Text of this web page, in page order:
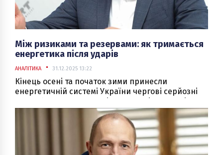
Між ризиками та резервами: як тримається
енергетика після ударів
АНАЛІТИКА 31.12.2025 13:22
Кінець осені та початок зими принесли
енергетичній системі України чергові серйозні
ворог знову здійснив масовані ракетні та
дронові атаки на об’єкти генерації, передачі та